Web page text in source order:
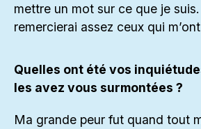
mettre un mot sur ce que je
remercierai assez ceux qui
Quelles ont été vos
les avez vous surmontées ?
Ma grande peur fut quand tout